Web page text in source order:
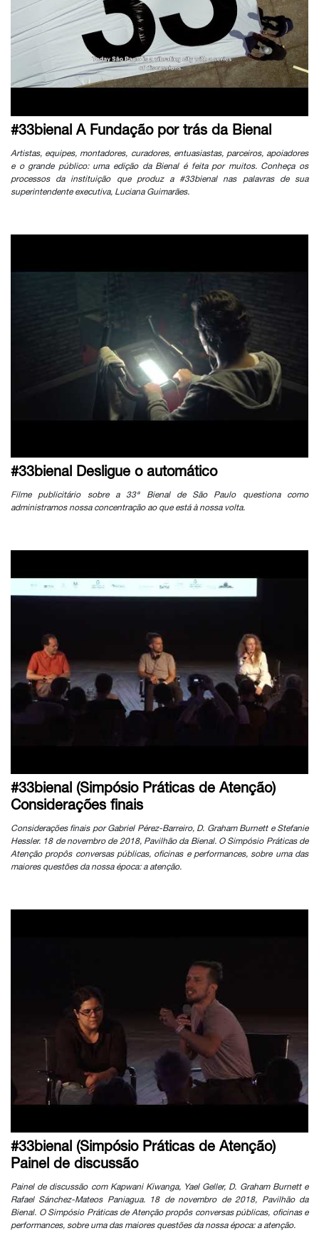
#33bienal A Fundação por trás da Bienal
Artistas, equipes, montadores, curadores, entuasiastas, parceiros, apoiadores
e o grande público: uma edição da Bienal é feita por muitos. Conheça os
processos da instituição que produz a #33bienal nas palavras de sua
superintendente executiva, Luciana Guimarães.
#33bienal Desligue o automático
Filme publicitário sobre a 33ª Bienal de São Paulo questiona como
administramos nossa concentração ao que está à nossa volta.
#33bienal (Simpósio Práticas de Atenção)
Considerações finais
Considerações finais por Gabriel Pérez-Barreiro, D. Graham Burnett e Stefanie
Hessler. 18 de novembro de 2018, Pavilhão da Bienal. O Simpósio Práticas de
Atenção propôs conversas públicas, oficinas e performances, sobre uma das
maiores questões da nossa época: a atenção.
#33bienal (Simpósio Práticas de Atenção)
Painel de discussão
Painel de discussão com Kapwani Kiwanga, Yael Geller, D. Graham Burnett e
Rafael Sánchez-Mateos Paniagua. 18 de novembro de 2018, Pavilhão da
Bienal. O Simpósio Práticas de Atenção propôs conversas públicas, oficinas e
performances, sobre uma das maiores questões da nossa época: a atenção.